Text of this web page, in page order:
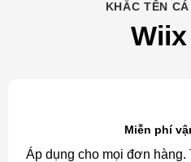
KHẮC TÊN
Miễn phí
Áp dụng cho mọi đơn